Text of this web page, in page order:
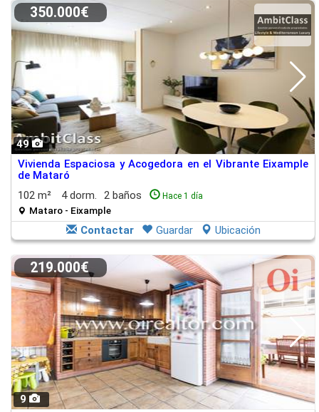
49
350.000€
Vivienda Espaciosa y Acogedora en el Vibrante Eixample
de Mataró
102 m²
4 dorm. 2 baños Hace 1 día
Mataro - Eixample
Contactar Guardar Ubicación
9
219.000€